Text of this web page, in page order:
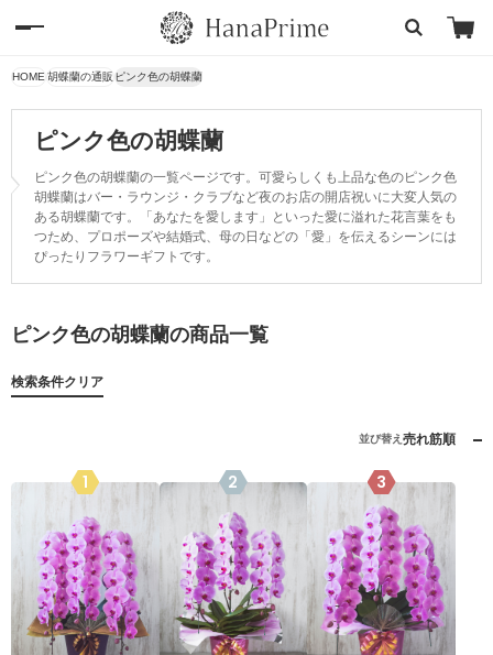
HOME 胡蝶蘭の通販 ピンク色の胡蝶蘭
ピンク色の胡蝶蘭
ピンク色の胡蝶蘭の一覧ページです。可愛らしくも上品な色のピンク色
胡蝶蘭はバー・ラウンジ・クラブなど夜のお店の開店祝いに大変人気の
ある胡蝶蘭です。「あなたを愛します」といった愛に溢れた花言葉をも
つため、プロポーズや結婚式、母の日などの「愛」を伝えるシーンには
ぴったりフラワーギフトです。
ピンク色の胡蝶蘭の商品一覧
検索条件クリア
並び替え 売れ筋順
1 2 3